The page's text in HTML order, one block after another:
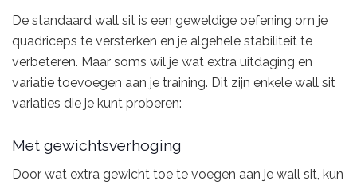
De standaard wall sit is een geweldige oefening om je
quadriceps te versterken en je algehele stabiliteit te
verbeteren. Maar soms wil je wat extra uitdaging en
variatie toevoegen aan je training. Dit zijn enkele wall sit
variaties die je kunt proberen:
Met gewichtsverhoging
Door wat extra gewicht toe te voegen aan je wall sit, kun